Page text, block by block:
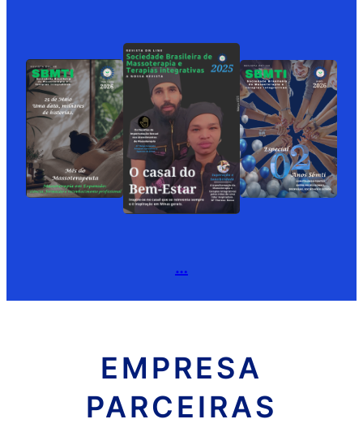
…
EMPRESA
PARCEIRAS